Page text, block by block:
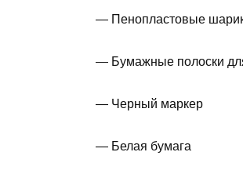
— Пенопластовые
— Бумажные полоски
— Черный маркер
— Белая бумага